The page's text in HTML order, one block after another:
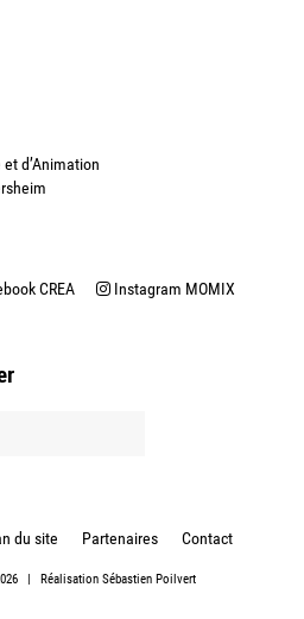
d’Animation
CREA Instagram MOMIX
du site Partenaires Contact
Réalisation Sébastien Poilvert